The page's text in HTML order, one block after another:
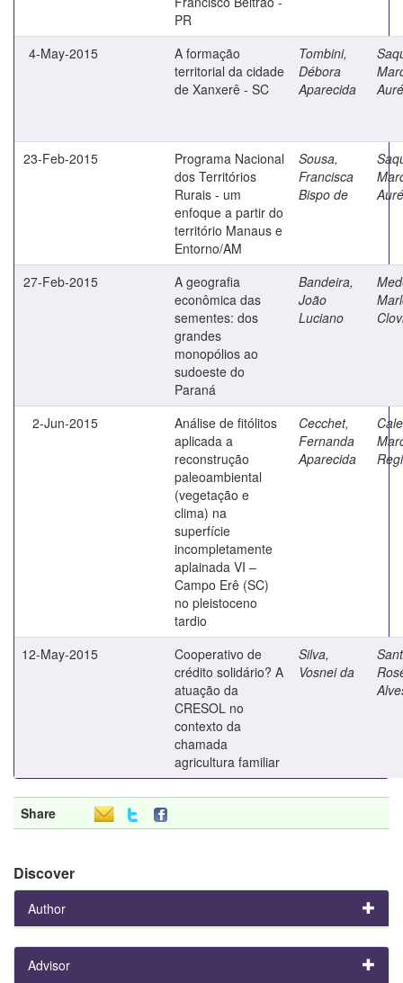
PR
4-May-2015
A formação
territorial da cidade
de Xanxerê - SC
Tombini,
Débora
Aparecida
23-Feb-2015
Programa Nacional
dos Territórios
Rurais - um
enfoque a partir do
território Manaus e
Entorno/AM
Sousa,
Francisca
Bispo de
27-Feb-2015
A geografia
econômica das
sementes: dos
grandes
monopólios ao
sudoeste do
Paraná
Bandeira,
João
Luciano
2-Jun-2015
Análise de fitólitos
aplicada a
reconstrução
paleoambiental
(vegetação e
clima) na
superfície
incompletamente
aplainada VI –
Campo Erê (SC)
no pleistoceno
tardio
Cecchet,
Fernanda
Aparecida
12-May-2015
Cooperativo de
crédito solidário? A
atuação da
CRESOL no
contexto da
chamada
agricultura familiar
Silva,
Vosnei da
Share
Discover
Author
Advisor